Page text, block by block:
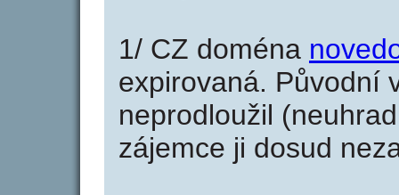
1/ CZ doména
expirovaná. Původní
neprodloužil
zájemce ji dosud